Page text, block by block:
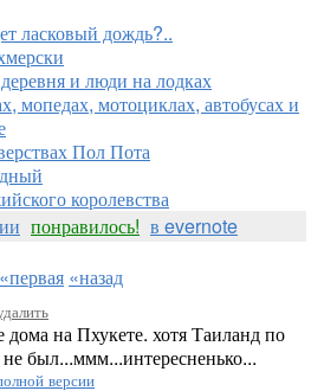
ласковый дождь?..
и люди на лодках
мопедах, мотоциклах, автобусах и
Пол Пота
королевства
понравилось! в evernote
«первая «назад
дома на Пхукете. хотя Таиланд по
был...ммм...интересненько...
версии